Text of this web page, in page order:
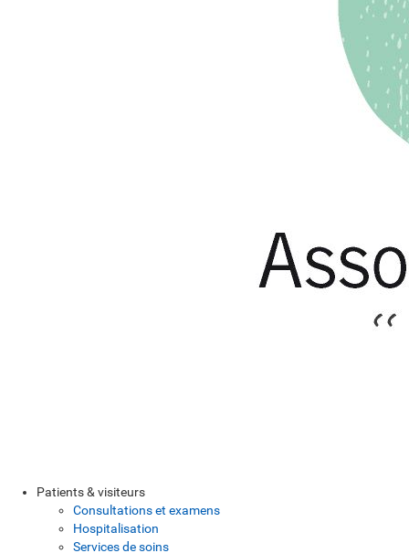
Patients & visiteurs
Consultations et examens
Hospitalisation
Services de soins